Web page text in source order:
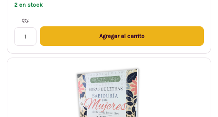
2 en stock
Qty.
Agregar al carrito